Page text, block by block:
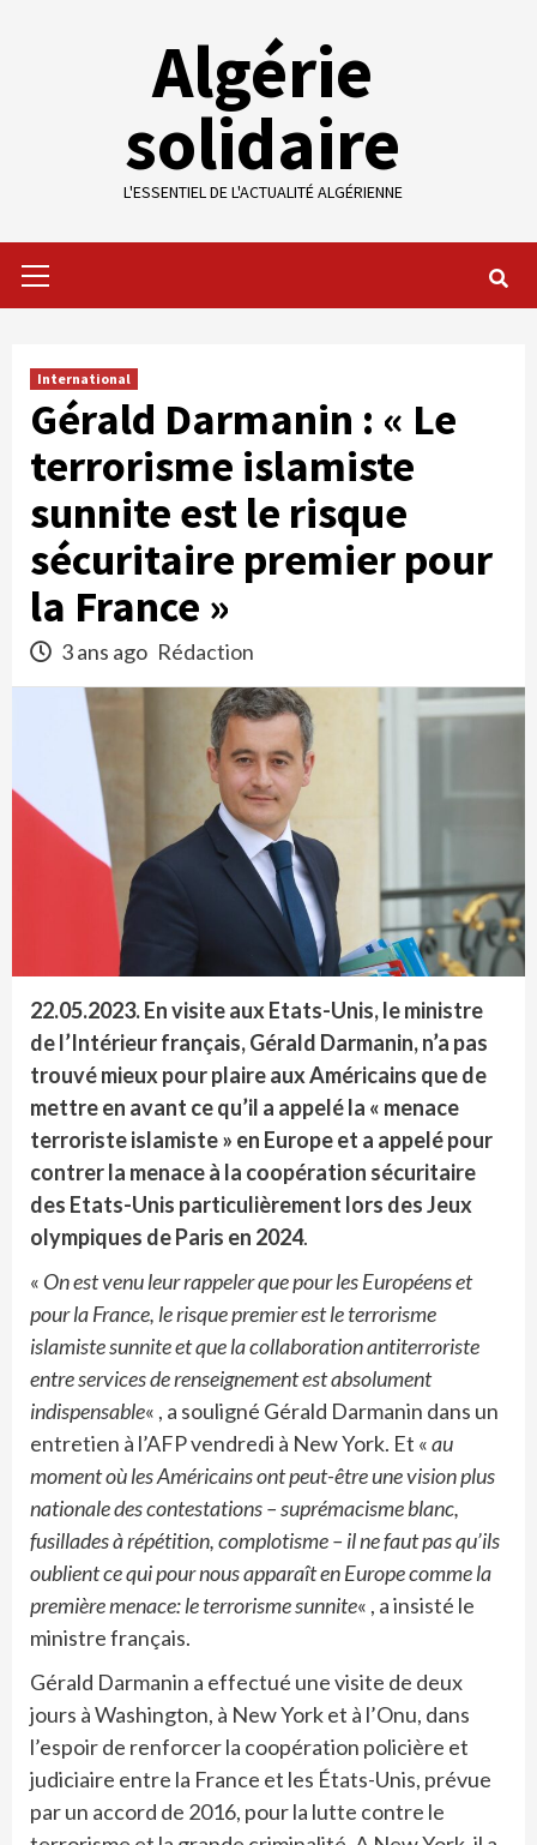
Algérie
solidaire
L'ESSENTIEL DE L'ACTUALITÉ ALGÉRIENNE
Menu
International
Gérald Darmanin : « Le
terrorisme islamiste
sunnite est le risque
sécuritaire premier pour
la France »
3 ans ago Rédaction
22.05.2023. En visite aux Etats-Unis, le ministre
de l’Intérieur français, Gérald Darmanin, n’a pas
trouvé mieux pour plaire aux Américains que de
mettre en avant ce qu’il a appelé la « menace
terroriste islamiste » en Europe et a appelé pour
contrer la menace à la coopération sécuritaire
des Etats-Unis particulièrement lors des Jeux
olympiques de Paris en 2024.
« On est venu leur rappeler que pour les Européens et
pour la France, le risque premier est le terrorisme
islamiste sunnite et que la collaboration antiterroriste
entre services de renseignement est absolument
indispensable« , a souligné Gérald Darmanin dans un
entretien à l’AFP vendredi à New York. Et «au
moment où les Américains ont peut-être une vision plus
nationale des contestations – suprémacisme blanc,
fusillades à répétition, complotisme – il ne faut pas qu’ils
oublient ce qui pour nous apparaît en Europe comme la
première menace: le terrorisme sunnite« , a insisté le
ministre français.
Gérald Darmanin a effectué une visite de deux
jours à Washington, à New York et à l’Onu, dans
l’espoir de renforcer la coopération policière et
judiciaire entre la France et les États-Unis, prévue
par un accord de 2016, pour la lutte contre le